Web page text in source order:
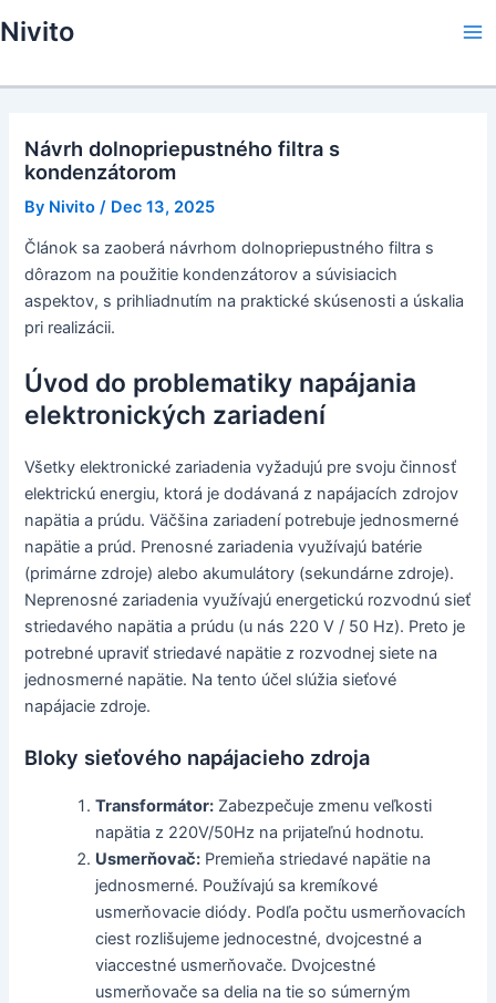
to
Nivito
Návrh dolnopriepustného filtra s
kondenzátorom
By Nivito / Dec 13, 2025
Článok sa zaoberá návrhom dolnopriepustného filtra s
dôrazom na použitie kondenzátorov a súvisiacich
aspektov, s prihliadnutím na praktické skúsenosti a úskalia
pri realizácii.
Úvod do problematiky napájania
elektronických zariadení
Všetky elektronické zariadenia vyžadujú pre svoju činnosť
elektrickú energiu, ktorá je dodávaná z napájacích zdrojov
napätia a prúdu. Väčšina zariadení potrebuje jednosmerné
napätie a prúd. Prenosné zariadenia využívajú batérie
(primárne zdroje) alebo akumulátory (sekundárne zdroje).
Neprenosné zariadenia využívajú energetickú rozvodnú sieť
striedavého napätia a prúdu (u nás 220 V / 50 Hz). Preto je
potrebné upraviť striedavé napätie z rozvodnej siete na
jednosmerné napätie. Na tento účel slúžia sieťové
napájacie zdroje.
Bloky sieťového napájacieho zdroja
Transformátor: Zabezpečuje zmenu veľkosti
napätia z 220V/50Hz na prijateľnú hodnotu.
Usmerňovač: Premieňa striedavé napätie na
jednosmerné. Používajú sa kremíkové
usmerňovacie diódy. Podľa počtu usmerňovacích
ciest rozlišujeme jednocestné, dvojcestné a
viaccestné usmerňovače. Dvojcestné
usmerňovače sa delia na tie so súmerným